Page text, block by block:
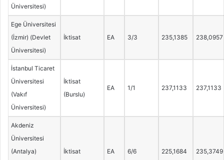
Üniversitesi)
Ege Üniversitesi
(İzmir) (Devlet
Üniversitesi)
İktisat EA 3/3 235,1385 238,0957
İstanbul Ticaret
Üniversitesi
(Vakıf
Üniversitesi)
İktisat
(Burslu)
EA 1/1 237,1133 237,1133
Akdeniz
Üniversitesi
(Antalya)
İktisat EA 6/6 225,1684 235,3749